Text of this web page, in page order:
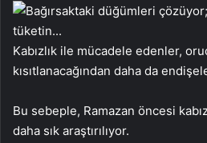
Kabızlık ile mücadele edenler,
kısıtlanacağından daha da
Bu sebeple, Ramazan öncesi
daha sık araştırılıyor.